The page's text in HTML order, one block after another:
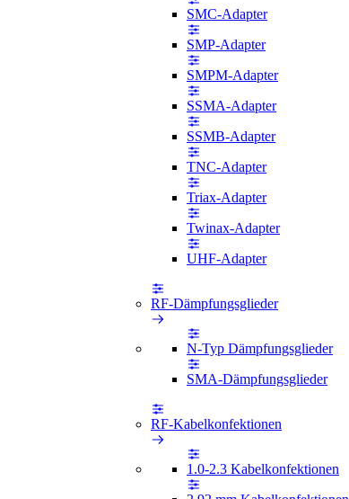
SMC-Adapter
SMP-Adapter
SMPM-Adapter
SSMA-Adapter
SSMB-Adapter
TNC-Adapter
Triax-Adapter
Twinax-Adapter
UHF-Adapter
RF-Dämpfungsglieder
N-Typ Dämpfungsglieder
SMA-Dämpfungsglieder
RF-Kabelkonfektionen
1.0-2.3 Kabelkonfektionen